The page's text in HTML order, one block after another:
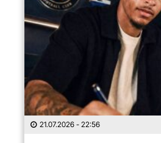
21.07.2026 - 22:56